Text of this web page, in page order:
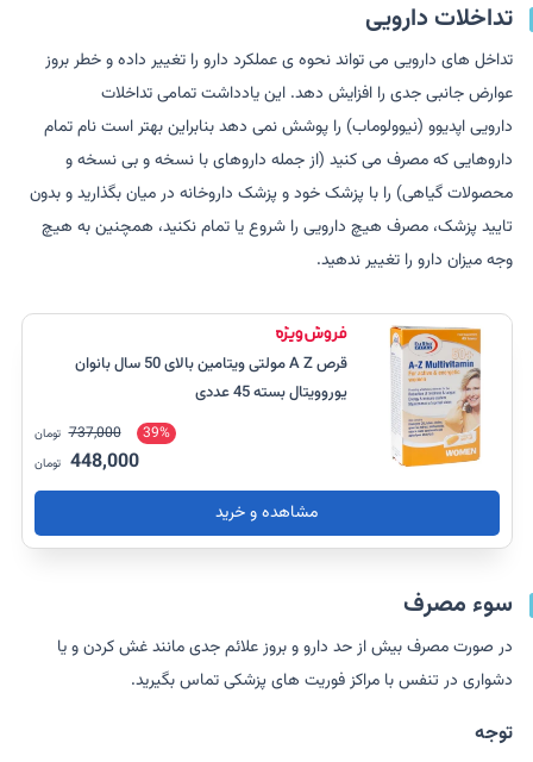
تداخلات دارویی
تداخل های دارویی می تواند نحوه ی عملکرد دارو را تغییر داده و خطر بروز
عوارض جانبی جدی را افزایش دهد. این یادداشت تمامی تداخلات
دارویی اپدیوو (نیوولوماب) را پوشش نمی دهد بنابراین بهتر است نام تمام
داروهایی که مصرف می کنید (از جمله داروهای با نسخه و بی نسخه و
محصولات گیاهی) را با پزشک خود و پزشک داروخانه در میان بگذارید و بدون
تایید پزشک، مصرف هیچ دارویی را شروع یا تمام نکنید، همچنین به هیچ
وجه میزان دارو را تغییر ندهید.
قرص A Z مولتی ویتامین بالای 50 سال بانوان
یوروویتال بسته 45 عددی
39%
737,000 تومان
448,000 تومان
مشاهده و خرید
سوء مصرف
در صورت مصرف بیش از حد دارو و بروز علائم جدی مانند غش کردن و یا
دشواری در تنفس با مراکز فوریت های پزشکی تماس بگیرید.
توجه